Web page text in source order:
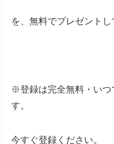
を、無料でプレゼントし
※登録は完全無料・いつ
す。
今すぐ登録ください。